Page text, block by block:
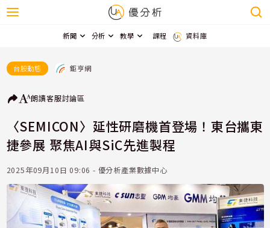
新聞 分析 教學 課程 資料庫
台股動態 鉅亨網
朗讀客服討論區
〈SEMICON〉延性研磨機首登場！東台攜東
捷參展 聚焦AI與SiC先進製程
2025年09月10日 09:06 - 優分析產業數據中心